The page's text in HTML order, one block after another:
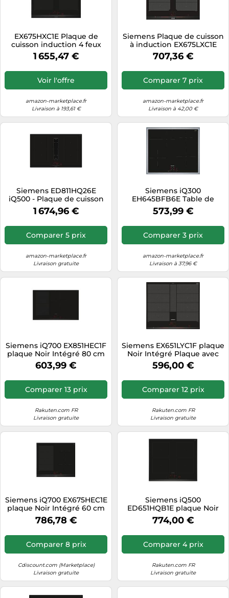
EX675HXC1E Plaque de
cuisson induction 4 feux
vitrocéramique Noir
1 655,47 €
Voir l'offre
amazon-marketplace.fr
Livraison à 193,61 €
Siemens Plaque de cuisson
à induction EX675LXC1E
707,36 €
Comparer 7 prix
amazon-marketplace.fr
Livraison à 42,00 €
Siemens ED811HQ26E
iQ500 - Plaque de cuisson
intelligente à induction,
avec hotte aspirante, 80 cm
autosuffisante, touchSlider,
induction combinée pour
1 674,96 €
Comparer 5 prix
amazon-marketplace.fr
Livraison gratuite
Siemens iQ300
EH645BFB6E Table de
Cuisson Induction 60 cm
Noir, Cadre Posé
573,99 €
Comparer 3 prix
amazon-marketplace.fr
Livraison à 37,96 €
Siemens iQ700 EX851HEC1F
plaque Noir Intégré 80 cm
Plaque avec zone à
induction 4 zone(s)
603,99 €
Comparer 13 prix
Rakuten.com FR
Livraison gratuite
Siemens EX651LYC1F plaque
Noir Intégré Plaque avec
zone à induction 4 zone(s)
596,00 €
Comparer 12 prix
Rakuten.com FR
Livraison gratuite
Siemens iQ700 EX675HEC1E
plaque Noir Intégré 60 cm
Plaque avec zone à
induction 4 zone(s)
786,78 €
Comparer 8 prix
Cdiscount.com (Marketplace)
Livraison gratuite
Siemens iQ500
ED651HQB1E plaque Noir
Intégré 60 cm Plaque avec
zone à induction 4 zone(s)
774,00 €
Comparer 4 prix
Rakuten.com FR
Livraison gratuite